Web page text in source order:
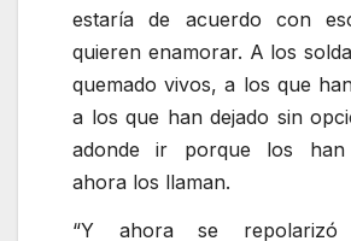
estaría de acuerdo con
quieren enamorar. A los
quemado vivos, a los que
a los que han dejado sin
adonde ir porque los han
ahora los llaman.
“Y ahora se